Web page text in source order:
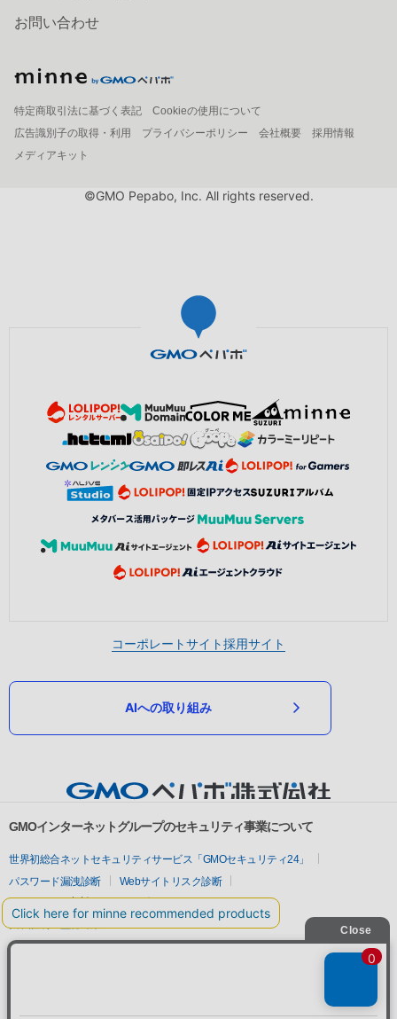
お問い合わせ
特定商取引法に基づく表記
Cookieの使用について
広告識別子の取得・利用
プライバシーポリシー 会社概要
採用情報
メディアキット
©GMO Pepabo, Inc. All rights reserved.
コーポレートサイト採用サイト
AIへの取り組み
GMOインターネットグループのセキュリティ事業について
世界初総合ネットセキュリティサービス「GMOセキュリティ24」
パスワード漏洩診断
Webサイトリスク診断
セキュリティ相談AIチャットボット
実在証明・盗聴対策
サイバー攻撃対策（GMOサイバーセキュリティ byイエラエ）